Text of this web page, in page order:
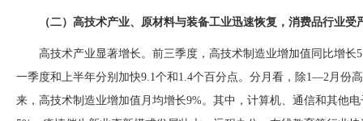
（二）高技术产业、原材料与装备工业迅速恢复，消费品行业受
高技术产业显著增长。前三季度，高技术制造业增加值同比增长
一季度和上半年分别加快9.1个和1.4个百分点。分月看，除1—2月份
来，高技术制造业增加值月均增长9%。其中，计算机、通信和其他